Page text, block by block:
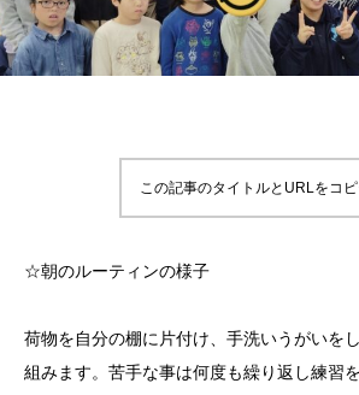
この記事のタイトルとURLをコ
☆朝のルーティンの様子
荷物を自分の棚に片付け、手洗いうがいを
組みます。苦手な事は何度も繰り返し練習